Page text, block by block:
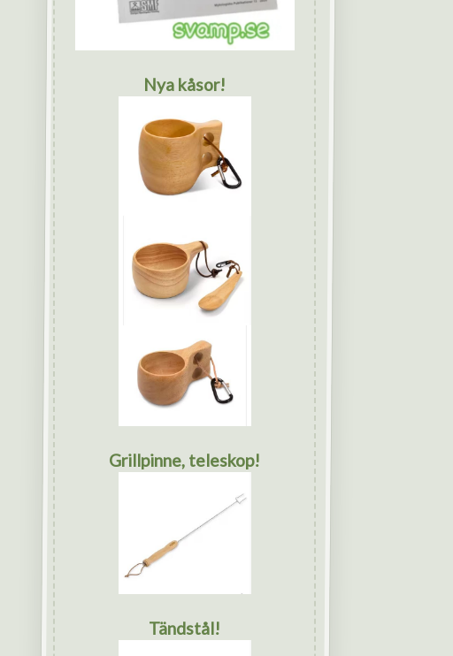
Nya kåsor!
Grillpinne, teleskop!
Tändstål!